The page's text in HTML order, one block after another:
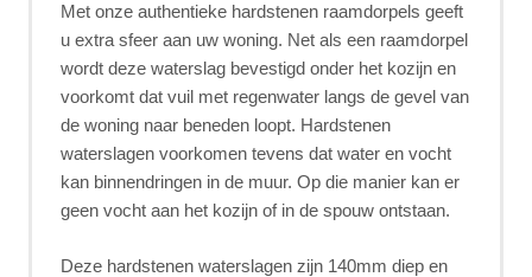
Met onze authentieke hardstenen raamdorpels geeft
u extra sfeer aan uw woning. Net als een raamdorpel
wordt deze waterslag bevestigd onder het kozijn en
voorkomt dat vuil met regenwater langs de gevel van
de woning naar beneden loopt. Hardstenen
waterslagen voorkomen tevens dat water en vocht
kan binnendringen in de muur. Op die manier kan er
geen vocht aan het kozijn of in de spouw ontstaan.
Deze hardstenen waterslagen zijn 140mm diep en